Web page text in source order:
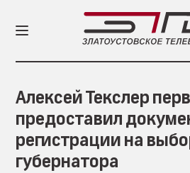
Алексей Текслер
предоставил
регистрации на
губернатора